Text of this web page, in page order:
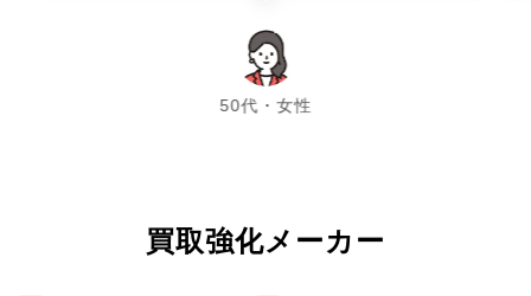
50代・女性
chevron_left chevron_right
買取強化メーカー